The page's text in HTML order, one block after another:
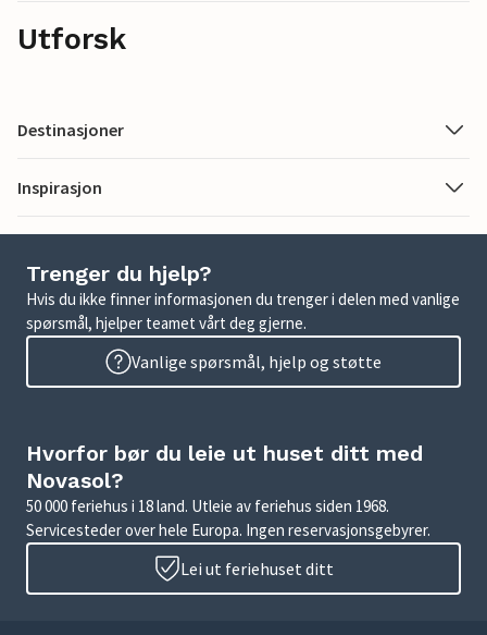
Utforsk
Destinasjoner
Inspirasjon
Trenger du hjelp?
Hvis du ikke finner informasjonen du trenger i delen med vanlige
spørsmål, hjelper teamet vårt deg gjerne.
Vanlige spørsmål, hjelp og støtte
Hvorfor bør du leie ut huset ditt med
Novasol?
50 000 feriehus i 18 land. Utleie av feriehus siden 1968.
Servicesteder over hele Europa. Ingen reservasjonsgebyrer.
Lei ut feriehuset ditt